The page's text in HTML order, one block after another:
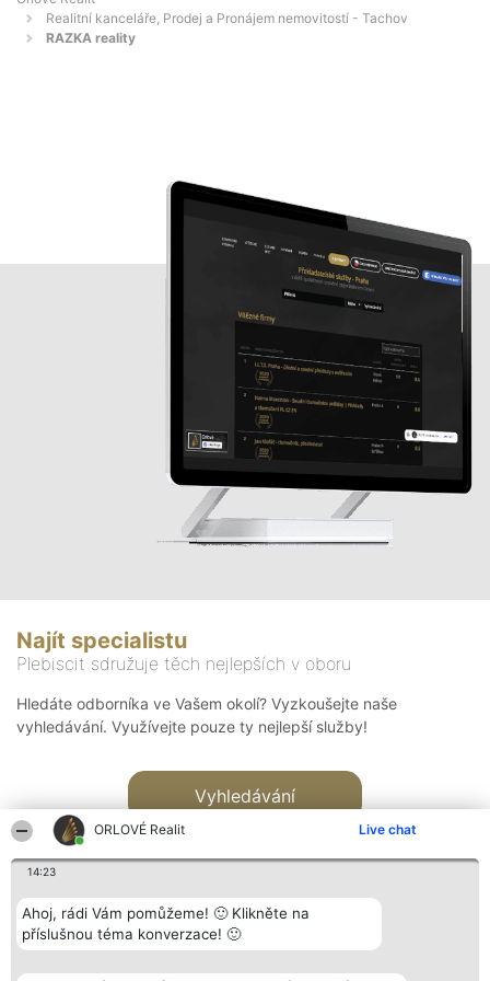
ORLOVÉ Realit Live chat
14:23
Ahoj, rádi Vám pomůžeme! 🙂 Klikněte na
příslušnou téma konverzace! 🙂
Realitní kanceláře, Prodej a Pronájem nemovitostí - Tachov
RAZKA reality
Najít specialistu
Plebiscit sdružuje těch nejlepších v oboru
Hledáte odborníka ve Vašem okolí? Vyzkoušejte naše
vyhledávání. Využívejte pouze ty nejlepší služby!
Vyhledávání
Bright Side Solutions sp. z o. Vítězové Kontakt